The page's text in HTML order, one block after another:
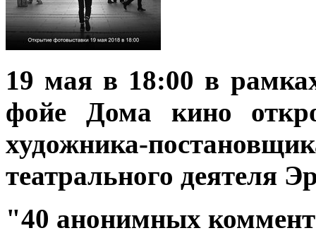
19 мая в 18:00 в
фойе Дома кино
художника-
театрального деятеля
"40 анонимных